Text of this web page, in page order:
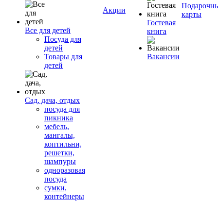
Все для детей
Посуда для
детей
Товары для
детей
Сад, дача, отдых
посуда для
пикника
мебель,
мангалы,
коптильни,
решетки,
шампуры
одноразовая
посуда
сумки,
контейнеры
Акции
Гостевая
книга
Вакансии
карты